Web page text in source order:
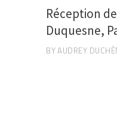
Réception
Duquesne,
BYAUDREY